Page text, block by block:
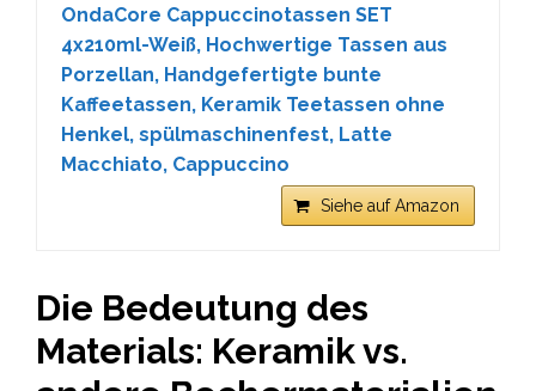
OndaCore Cappuccinotassen SET
4x210ml-Weiß, Hochwertige Tassen aus
Porzellan, Handgefertigte bunte
Kaffeetassen, Keramik Teetassen ohne
Henkel, spülmaschinenfest, Latte
Macchiato, Cappuccino
Siehe auf Amazon
Die Bedeutung des
Materials: Keramik vs.